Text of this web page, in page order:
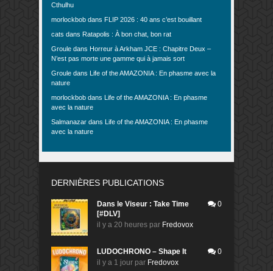
Cthulhu
morlockbob dans FLIP 2026 : 40 ans c’est bouillant
cats dans Ratapolis : À bon chat, bon rat
Groule dans Horreur à Arkham JCE : Chapitre Deux –
N’est pas morte une gamme qui à jamais sort
Groule dans Life of the AMAZONIA : En phasme avec la
nature
morlockbob dans Life of the AMAZONIA : En phasme
avec la nature
Salmanazar dans Life of the AMAZONIA : En phasme
avec la nature
DERNIÈRES PUBLICATIONS
Dans le Viseur : Take Time
[#DLV]
il y a 20 heures par Fredovox
0
LUDOCHRONO – Shape It
il y a 1 jour par Fredovox
0